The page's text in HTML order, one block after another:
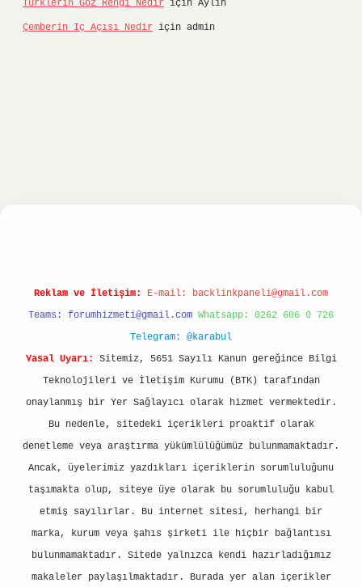
Türklerin Göz Rengi Nedir için Aylin
Çemberin Iç Açısı Nedir için admin
Reklam ve İletişim: E-mail: backlinkpaneli@gmail.com
Teams: forumhizmeti@gmail.com Whatsapp: 0262 606 0 726
Telegram: @karabul
Yasal Uyarı:
Sitemiz, 5651 Sayılı Kanun gereğince Bilgi
Teknolojileri ve İletişim Kurumu (BTK) tarafından
onaylanmış bir Yer Sağlayıcı olarak hizmet vermektedir.
Bu nedenle, sitedeki içerikleri proaktif olarak
denetleme veya araştırma yükümlülüğümüz bulunmamaktadır.
Ancak, üyelerimiz yazdıkları içeriklerin sorumluluğunu
taşımakta olup, siteye üye olarak bu sorumluluğu kabul
etmiş sayılırlar. Bu internet sitesi, herhangi bir
marka, kurum veya şahıs şirketi ile hiçbir bağlantısı
bulunmamaktadır. Sitede yalnızca kendi hazırladığımız
makaleler paylaşılmaktadır. Burada yer alan içerikler